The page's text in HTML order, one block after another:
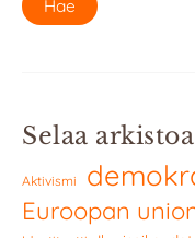
Selaa arkistoa
Aktivismi
Euroopan